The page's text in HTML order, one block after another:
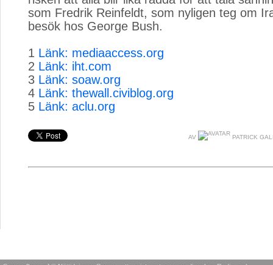
som Fredrik Reinfeldt, som nyligen teg om
besök hos George Bush.
1 Länk: mediaaccess.org
2 Länk: iht.com
3 Länk: soaw.org
4 Länk: thewall.civiblog.org
5 Länk: aclu.org
AV PATRICK